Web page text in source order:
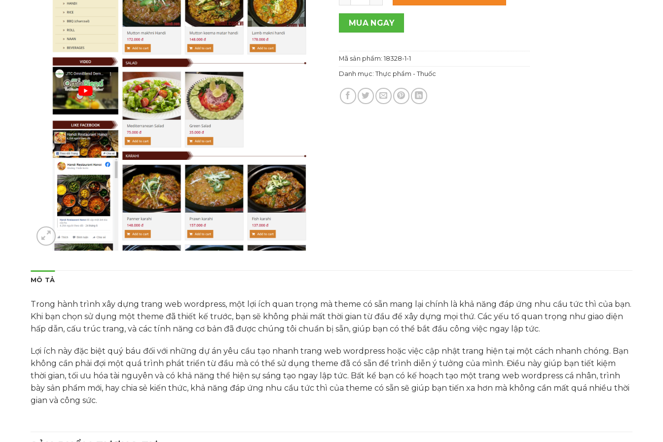
1,100,000 ₫.
là:
MUA NGAY
Mã sản phẩm: 18328-1-1
Danh mục: Thực phẩm - Thuốc
MÔ TẢ
Trong hành trình xây dựng trang web wordpress, một lợi ích quan trọng mà theme có sẵn mang lại chính là khả năng đáp ứng nhu cầu tức thì của bạn.
Khi bạn chọn sử dụng một theme đã thiết kế trước, bạn sẽ không phải mất thời gian từ đầu để xây dựng mọi thứ. Các yếu tố quan trọng như giao diện
hấp dẫn, cấu trúc trang, và các tính năng cơ bản đã được chúng tôi chuẩn bị sẵn, giúp bạn có thể bắt đầu công việc ngay lập tức.
Lợi ích này đặc biệt quý báu đối với những dự án yêu cầu tạo nhanh trang web wordpress hoặc việc cập nhật trang hiện tại một cách nhanh chóng. Bạn
không cần phải đợi một quá trình phát triển từ đầu mà có thể sử dụng theme đã có sẵn để trình diễn ý tưởng của mình. Điều này giúp bạn tiết kiệm
thời gian, tối ưu hóa tài nguyên và có khả năng thể hiện sự sáng tạo ngay lập tức. Bất kể bạn có kế hoạch tạo một trang web wordpress cá nhân, trình
bày sản phẩm mới, hay chia sẻ kiến thức, khả năng đáp ứng nhu cầu tức thì của theme có sẵn sẽ giúp bạn tiến xa hơn mà không cần mất quá nhiều thời
gian và công sức.